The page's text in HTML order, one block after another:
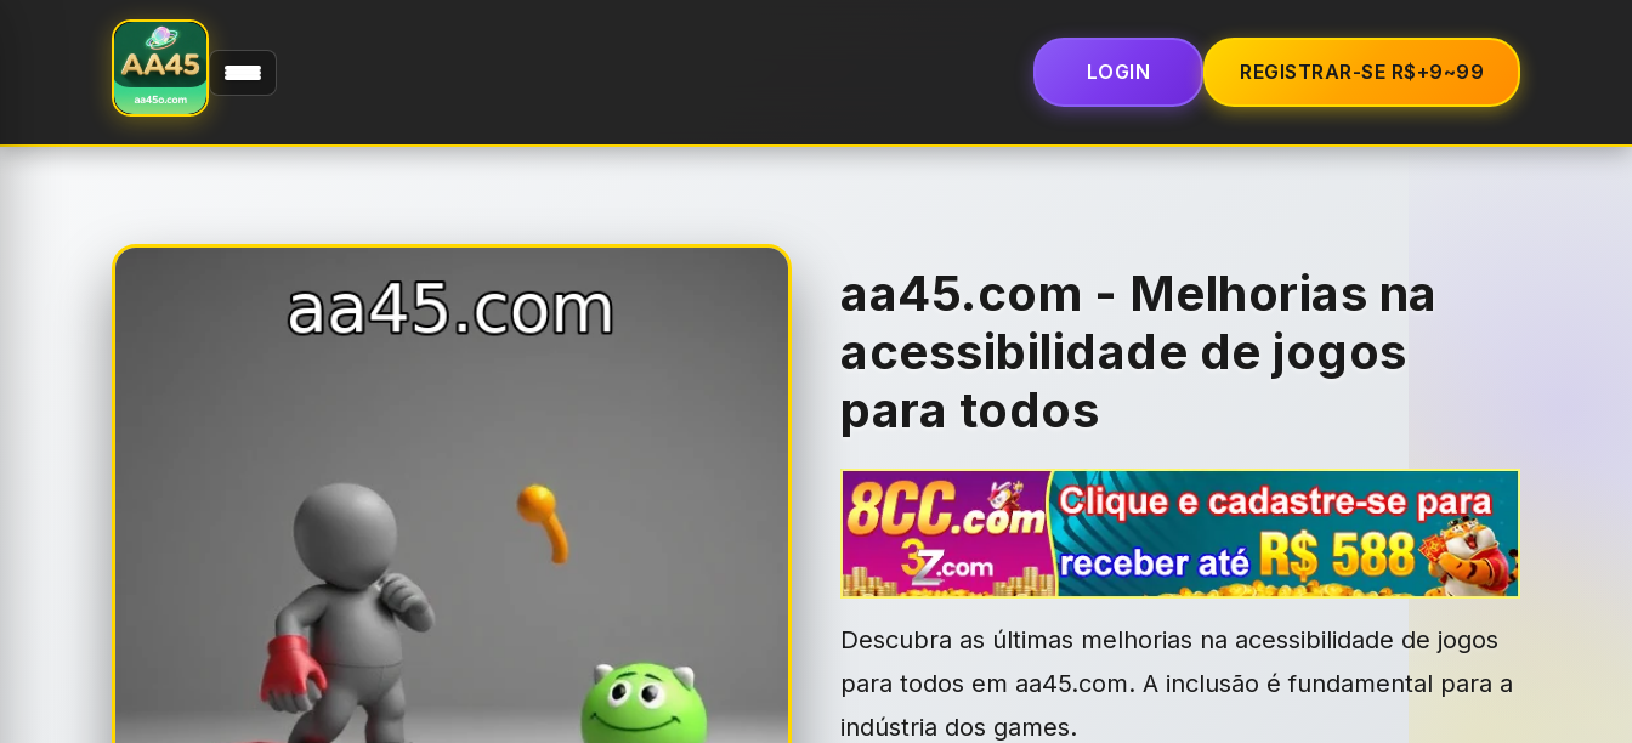
LOGIN REGISTRAR-SE R$+9~99
aa45.com - Melhorias na
acessibilidade de jogos
para todos
Descubra as últimas melhorias na acessibilidade de jogos
para todos em aa45.com. A inclusão é fundamental para a
indústria dos games.